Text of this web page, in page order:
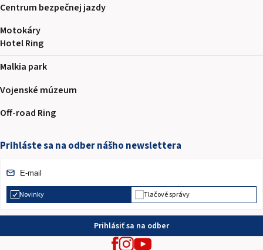
Centrum bezpečnej jazdy
Motokáry
Hotel Ring
Malkia park
Vojenské múzeum
Off-road Ring
Prihláste sa na odber nášho newslettera
Novinky Tlačové správy
Prihlásiť sa na odber